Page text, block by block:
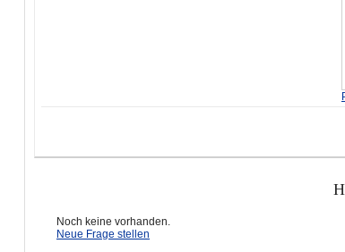
Noch keine vorhanden.
Neue Frage stellen